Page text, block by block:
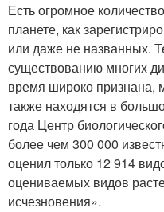
Есть огромное
планете, как
или даже не названных.
существованию многих
время широко признана,
также находятся в
года Центр
более чем 300 000
оценил только 12 914
оцениваемых видов
исчезновения».